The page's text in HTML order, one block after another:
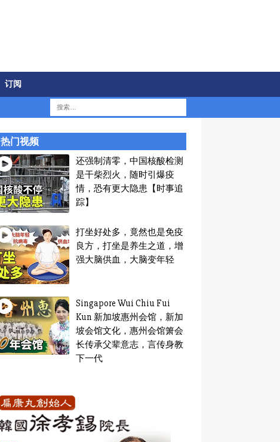
订阅
热门视频
还强制清零，中国核酸检测
是干柴烈火，随时引爆疫
情，恐有更大隐患【时事追
踪】
打坐好处多，竟然也是免疫
良方，打坐是养生之道，增
强大脑供血，大脑变年轻
Singapore Wui Chiu Fui
Kun 新加坡惠州会馆，新加
坡会馆文化，惠州会馆箫会
长传承父辈意志，言传身教
下一代